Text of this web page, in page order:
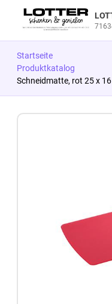
Startseite
Produktkatalog
Schneidmatte, rot 25 x